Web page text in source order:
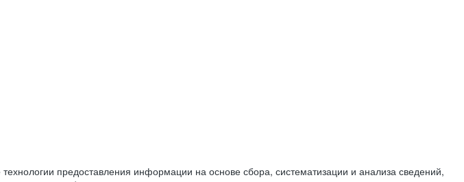
предоставления информации на основе сбора, систематизации и анализа сведений,